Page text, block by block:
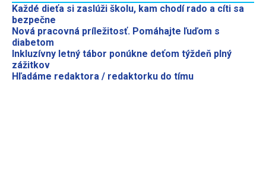
Každé dieťa si zaslúži školu, kam chodí rado a cíti sa
bezpečne
Nová pracovná príležitosť. Pomáhajte ľuďom s
diabetom
Inkluzívny letný tábor ponúkne deťom týždeň plný
zážitkov
Hľadáme redaktora / redaktorku do tímu